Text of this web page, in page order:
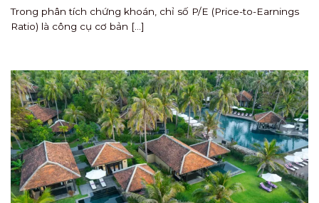
Trong phân tích chứng khoán, chỉ số P/E (Price-to-Earnings
Ratio) là công cụ cơ bản [...]